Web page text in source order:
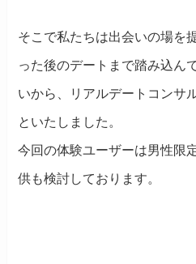
そこで私たちは出会いの場を
った後のデートまで踏み込ん
いから、リアルデートコンサ
といたしました。
今回の体験ユーザーは男性限
供も検討しております。